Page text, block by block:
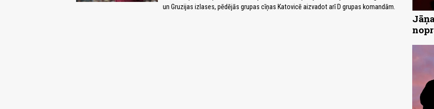
un Gruzijas izlases, pēdējās grupas cīņas Katovicē aizvadot arī D grupas komandām.